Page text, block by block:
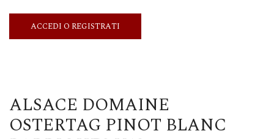
ACCEDI O REGISTRATI
ALSACE DOMAINE
OSTERTAG PINOT BLANC